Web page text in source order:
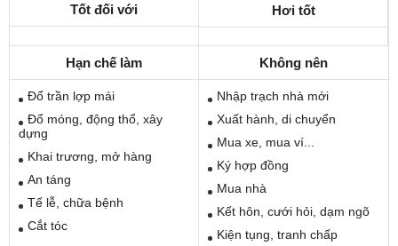
Tốt đối với Hơi tốt
Hạn chế làm
Đổ trần lợp mái
Đổ móng, động thổ, xây
dựng
Khai trương, mở hàng
An táng
Tế lễ, chữa bệnh
Cắt tóc
Không nên
Nhập trạch nhà mới
Xuất hành, di chuyển
Mua xe, mua ví...
Ký hợp đồng
Mua nhà
Kết hôn, cưới hỏi, dạm ngõ
Kiện tụng, tranh chấp